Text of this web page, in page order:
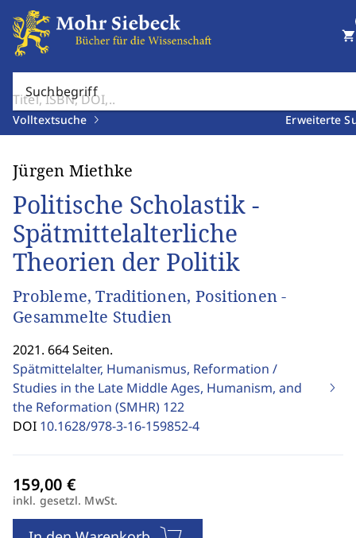
Suchbegriff
Volltextsuche Erweiterte
shopping_cart
Jürgen Miethke
Politische Scholastik -
Spätmittelalterliche
Theorien der Politik
Probleme, Traditionen, Positionen -
Gesammelte Studien
2021. 664 Seiten.
Spätmittelalter, Humanismus, Reformation /
Studies in the Late Middle Ages, Humanism, and
the Reformation (SMHR) 122
DOI 10.1628/978-3-16-159852-4
inkl. gesetzl. MwSt.